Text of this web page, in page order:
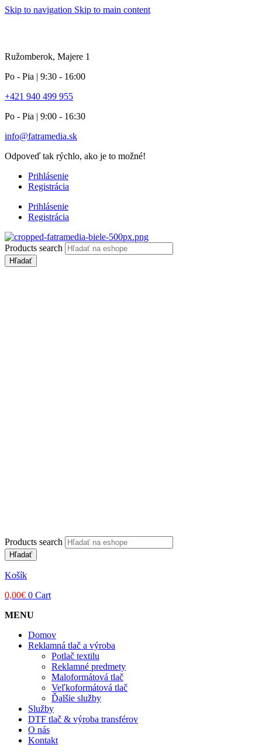
Skip to navigation Skip to main content
Ružomberok, Majere 1
Po - Pia | 9:30 - 16:00
+421 940 499 955
Po - Pia | 9:00 - 16:30
info@fatramedia.sk
Odpoveď tak rýchlo, ako je to možné!
Prihlásenie
Registrácia
Prihlásenie
Registrácia
Products search
Hľadať
Products search
Hľadať
Košík
0,00€ 0 Cart
MENU
Domov
Reklamná tlač a výroba
Potlač textilu
Reklamné predmety
Maloformátová tlač
Veľkoformátová tlač
Ďalšie služby
Služby
DTF tlač & výroba transférov
O nás
Kontakt